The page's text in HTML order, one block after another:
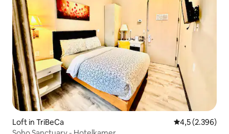
Loft in TriBeCa Gemiddelde
4,5 (2.396)